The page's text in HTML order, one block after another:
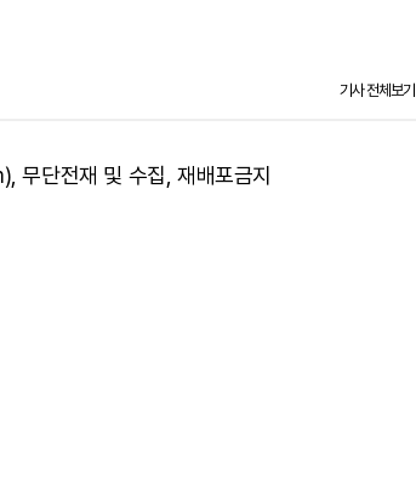
기사 전체보기
단전재 및 수집, 재배포금지